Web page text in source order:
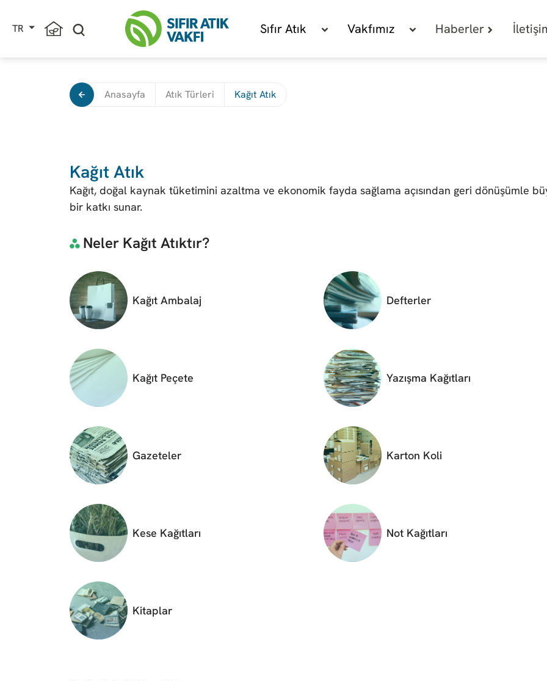
TR Sıfır Atık Vakfımız Haberler
Anasayfa Atık Türleri Kağıt Atık
Kağıt Atık
Kağıt, doğal kaynak tüketimini azaltma ve ekonomik fayda sağlama açısından geri dönüşümle
bir katkı sunar.
Neler Kağıt Atıktır?
Kağıt Ambalaj Defterler
Kağıt Peçete Yazışma Kağıtları
Gazeteler Karton Koli
Kese Kağıtları Not Kağıtları
Kitaplar